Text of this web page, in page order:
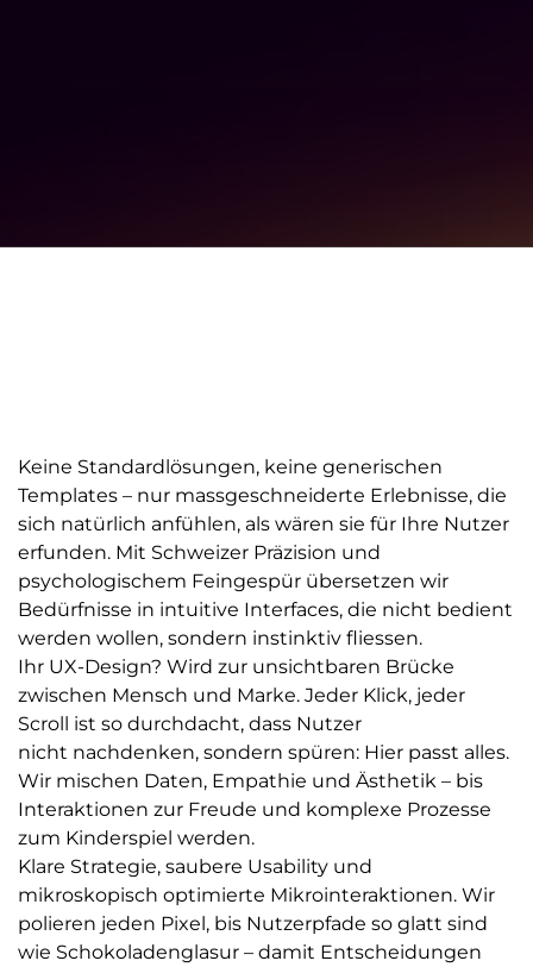
Keine Standardlösungen, keine generischen
Templates – nur massgeschneiderte Erlebnisse, die
sich natürlich anfühlen, als wären sie für Ihre Nutzer
erfunden. Mit Schweizer Präzision und
psychologischem Feingespür übersetzen wir
Bedürfnisse in intuitive Interfaces, die nicht bedient
werden wollen, sondern instinktiv fliessen.
Ihr UX-Design? Wird zur unsichtbaren Brücke
zwischen Mensch und Marke. Jeder Klick, jeder
Scroll ist so durchdacht, dass Nutzer
nicht nachdenken, sondern spüren: Hier passt alles.
Wir mischen Daten, Empathie und Ästhetik – bis
Interaktionen zur Freude und komplexe Prozesse
zum Kinderspiel werden.
Klare Strategie, saubere Usability und
mikroskopisch optimierte Mikrointeraktionen. Wir
polieren jeden Pixel, bis Nutzerpfade so glatt sind
wie Schokoladenglasur – damit Entscheidungen